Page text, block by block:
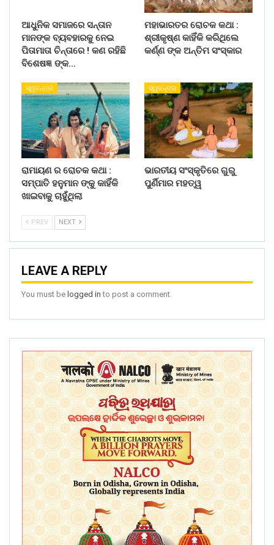
ଆଧୁନିକ ସମାଜରେ ସନ୍ତାନ
ମାନଙ୍କ ବ୍ୟବହାରକୁ ନେଇ
ପିତାମାତା ଚିନ୍ତାରେ ! କଣ ରହିଛି
ବିଶେଷଜ୍ଞ ଙ୍କ…
ମହାଭାରତର ରୋଚକ କଥା :
ଶ୍ରୀକୃଷ୍ଣ କାହିଁକି କରିଥିଲେ
କର୍ଣ୍ଣ ଙ୍କ ଅନ୍ତିମ ସଂସ୍କାର
ସ୍ୱତନ୍ତ୍ର
ରାମାୟଣ ର ରୋଚକ କଥା :
ସମ୍ପାତି ହନୁମାନ ଙ୍କୁ କାହିଁକି
ଖାଇବାକୁ ଚାହୁଁଥିଲା
ସ୍ୱତନ୍ତ୍ର
ଭାରତୀୟ ସଂସ୍କୃତିରେ ଗୁରୁ
ପୁର୍ଣିମାର ମହତ୍ୱ
PREV NEXT
LEAVE A REPLY
You must be logged in to post a comment.